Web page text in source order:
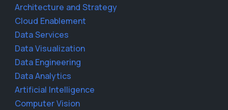
Architecture and Strategy
Cloud Enablement
Data Services
Data Visualization
Data Engineering
Data Analytics
Artificial Intelligence
Computer Vision